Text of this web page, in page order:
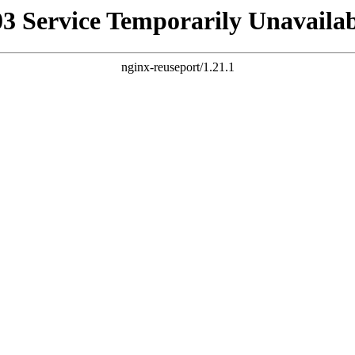
Service Temporarily
nginx-reuseport/1.21.1